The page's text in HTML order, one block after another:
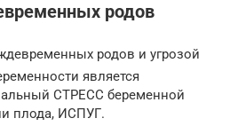
родов
родов и угрозой
является
СТРЕСС беременной
плода, ИСПУГ.